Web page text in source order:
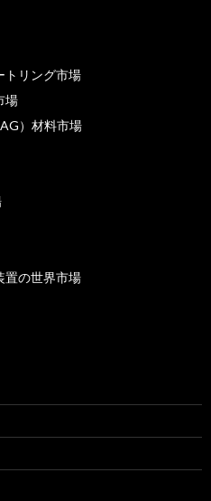
トリング市場
場
）材料市場
置の世界市場